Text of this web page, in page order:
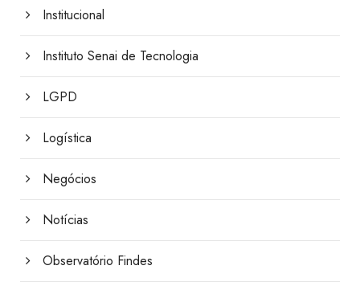
Institucional
Instituto Senai de Tecnologia
LGPD
Logística
Negócios
Notícias
Observatório Findes